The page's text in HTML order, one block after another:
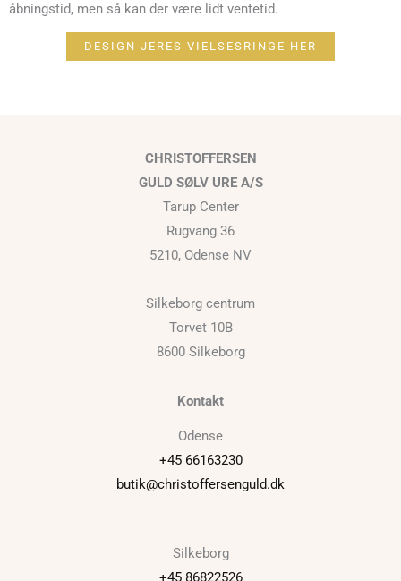
åbningstid, men så kan der være lidt ventetid.
DESIGN JERES VIELSESRINGE HER
CHRISTOFFERSEN
GULD SØLV URE A/S
Tarup Center
Rugvang 36
5210, Odense NV
Silkeborg centrum
Torvet 10B
8600 Silkeborg
Kontakt
Odense
+45 66163230
butik@christoffersenguld.dk
Silkeborg
+45 86822526